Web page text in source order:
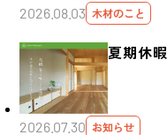
2026.08.03 木材のこと
夏期休
2026.07.30 お知らせ